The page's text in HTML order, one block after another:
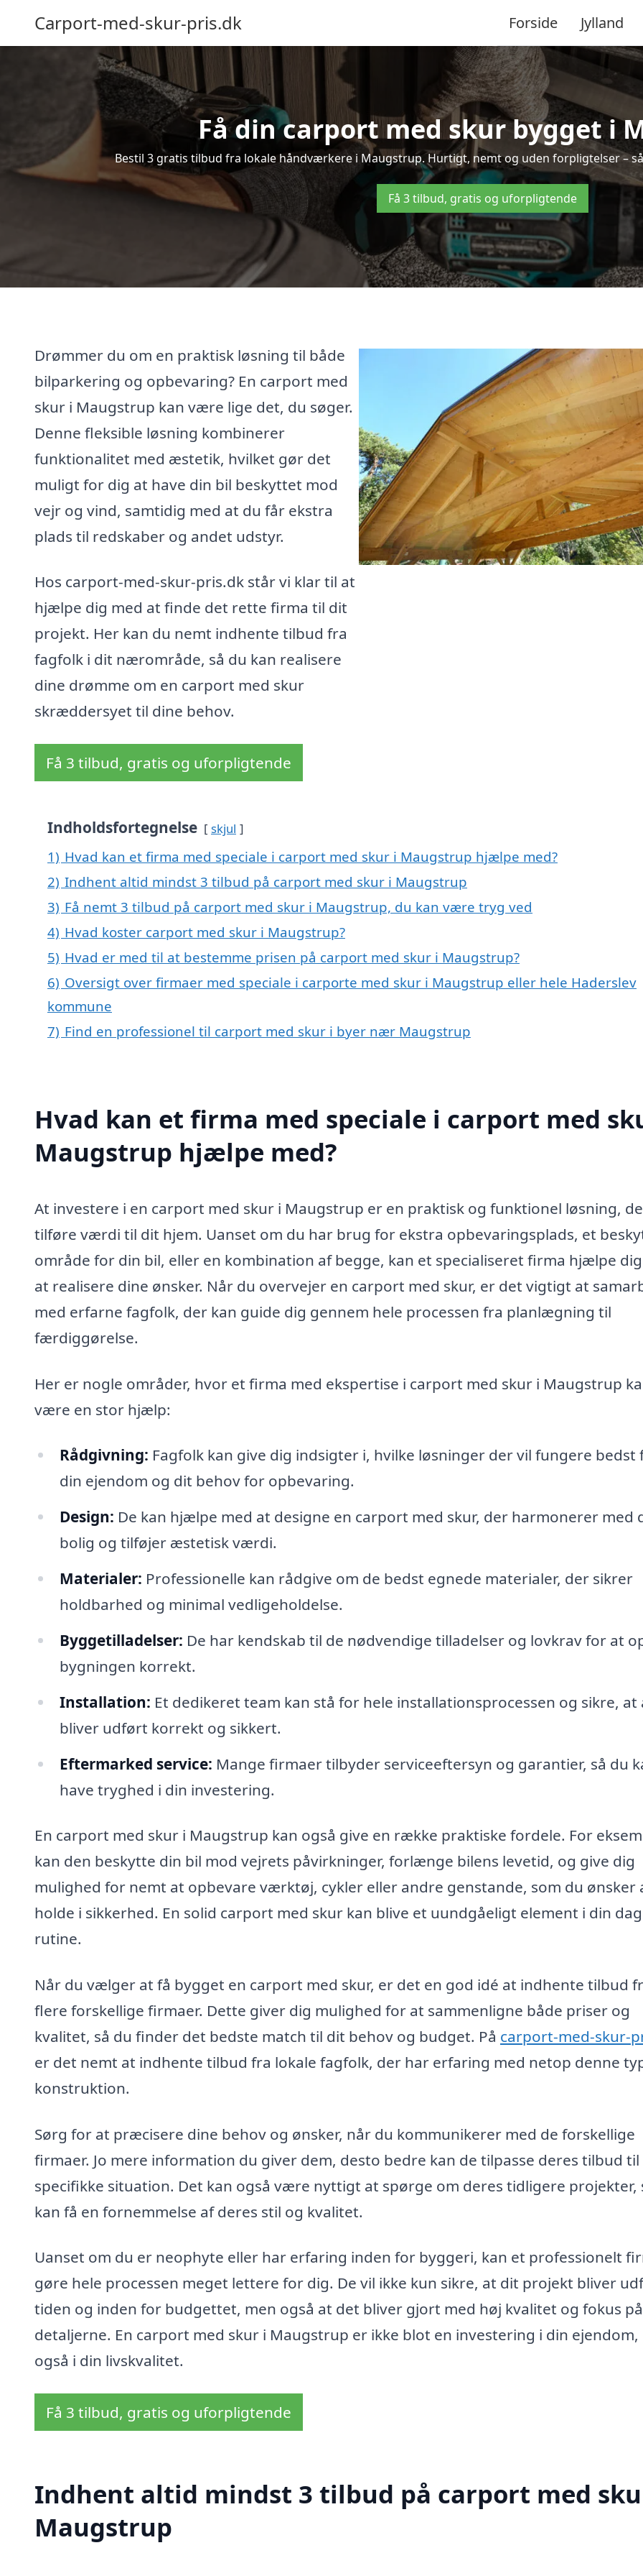
Carport-med-skur-pris.dk Forside Jylland
Få din carport med skur bygget i
Bestil 3 gratis tilbud fra lokale håndværkere i Maugstrup. Hurtigt, nemt og uden forpligtelser –
Få 3 tilbud, gratis og uforpligtende
Drømmer du om en praktisk løsning til både
bilparkering og opbevaring? En carport med
skur i Maugstrup kan være lige det, du søger.
Denne fleksible løsning kombinerer
funktionalitet med æstetik, hvilket gør det
muligt for dig at have din bil beskyttet mod
vejr og vind, samtidig med at du får ekstra
plads til redskaber og andet udstyr.
Hos carport-med-skur-pris.dk står vi klar til at
hjælpe dig med at finde det rette firma til dit
projekt. Her kan du nemt indhente tilbud fra
fagfolk i dit nærområde, så du kan realisere
dine drømme om en carport med skur
skræddersyet til dine behov.
Få 3 tilbud, gratis og uforpligtende
Indholdsfortegnelse skjul
1) Hvad kan et firma med speciale i carport med skur i Maugstrup hjælpe med?
2) Indhent altid mindst 3 tilbud på carport med skur i Maugstrup
3) Få nemt 3 tilbud på carport med skur i Maugstrup, du kan være tryg ved
4) Hvad koster carport med skur i Maugstrup?
5) Hvad er med til at bestemme prisen på carport med skur i Maugstrup?
6) Oversigt over firmaer med speciale i carporte med skur i Maugstrup eller hele Haderslev
kommune
7) Find en professionel til carport med skur i byer nær Maugstrup
Hvad kan et firma med speciale i carport med
Maugstrup hjælpe med?
At investere i en carport med skur i Maugstrup er en praktisk og funktionel løsning,
tilføre værdi til dit hjem. Uanset om du har brug for ekstra opbevaringsplads, et
område for din bil, eller en kombination af begge, kan et specialiseret firma hjælpe
at realisere dine ønsker. Når du overvejer en carport med skur, er det vigtigt at
med erfarne fagfolk, der kan guide dig gennem hele processen fra planlægning til
færdiggørelse.
Her er nogle områder, hvor et firma med ekspertise i carport med skur i Maugstrup
være en stor hjælp:
Rådgivning: Fagfolk kan give dig indsigter i, hvilke løsninger der vil fungere bedst
din ejendom og dit behov for opbevaring.
Design: De kan hjælpe med at designe en carport med skur, der harmonerer med
bolig og tilføjer æstetisk værdi.
Materialer: Professionelle kan rådgive om de bedst egnede materialer, der sikrer
holdbarhed og minimal vedligeholdelse.
Byggetilladelser: De har kendskab til de nødvendige tilladelser og lovkrav for at
bygningen korrekt.
Installation: Et dedikeret team kan stå for hele installationsprocessen og sikre, at
bliver udført korrekt og sikkert.
Eftermarked service: Mange firmaer tilbyder serviceeftersyn og garantier, så du
have tryghed i din investering.
En carport med skur i Maugstrup kan også give en række praktiske fordele. For
kan den beskytte din bil mod vejrets påvirkninger, forlænge bilens levetid, og give dig
mulighed for nemt at opbevare værktøj, cykler eller andre genstande, som du ønsker
holde i sikkerhed. En solid carport med skur kan blive et uundgåeligt element i din
rutine.
Når du vælger at få bygget en carport med skur, er det en god idé at indhente tilbud
flere forskellige firmaer. Dette giver dig mulighed for at sammenligne både priser og
kvalitet, så du finder det bedste match til dit behov og budget. På carport-med-skur-
er det nemt at indhente tilbud fra lokale fagfolk, der har erfaring med netop denne
konstruktion.
Sørg for at præcisere dine behov og ønsker, når du kommunikerer med de forskellige
firmaer. Jo mere information du giver dem, desto bedre kan de tilpasse deres tilbud til
specifikke situation. Det kan også være nyttigt at spørge om deres tidligere projekter,
kan få en fornemmelse af deres stil og kvalitet.
Uanset om du er neophyte eller har erfaring inden for byggeri, kan et professionelt
gøre hele processen meget lettere for dig. De vil ikke kun sikre, at dit projekt bliver
tiden og inden for budgettet, men også at det bliver gjort med høj kvalitet og fokus på
detaljerne. En carport med skur i Maugstrup er ikke blot en investering i din ejendom,
også i din livskvalitet.
Få 3 tilbud, gratis og uforpligtende
Indhent altid mindst 3 tilbud på carport med
Maugstrup